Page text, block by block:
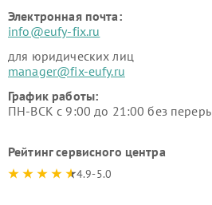
Электронная почта:
info@eufy-fix.ru
для юридических лиц
manager@fix-eufy.ru
График работы:
ПН-ВСК с 9:00 до 21:00 без
Рейтинг сервисного центра
4.9-5.0